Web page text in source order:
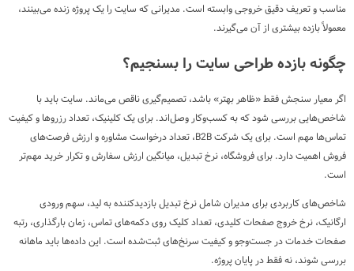
مناسب و تعریف دقیق خروجی وابسته است. مدیرانی که سایت را یک پروژه زنده می‌بینند،
معمولاً بازده بیشتری از آن می‌گیرند.
چگونه بازده طراحی سایت را بسنجیم؟
اگر معیار سنجش فقط «ظاهر بهتر» باشد، تصمیم‌گیری ناقص می‌ماند. سایت باید با
شاخص‌هایی بررسی شود که به کسب‌وکار وصل‌اند. برای یک کلینیک، تعداد رزروها و کیفیت
تماس‌ها مهم است. برای یک شرکت B2B، تعداد درخواست مشاوره و ارزش فرصت‌های
فروش اهمیت دارد. برای فروشگاه، نرخ تبدیل، میانگین ارزش سفارش و تکرار خرید مهم‌تر
است.
شاخص‌های کاربردی برای مدیران شامل نرخ تبدیل بازدیدکننده به لید، سهم ورودی
ارگانیک، نرخ خروج صفحات کلیدی، تعداد کلیک روی دکمه‌های تماس، زمان بارگذاری، رتبه
صفحات خدمات در جست‌وجو و کیفیت سرنخ‌های ثبت‌شده است. این داده‌ها باید ماهانه
بررسی شوند، نه فقط در پایان پروژه.